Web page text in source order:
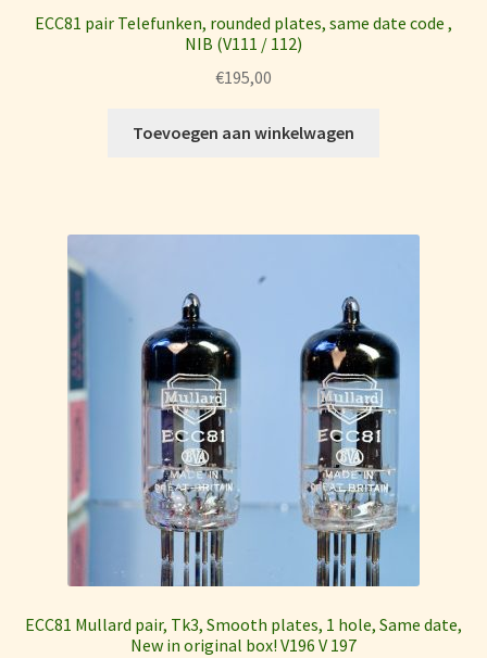
ECC81 pair Telefunken, rounded plates, same date code ,
NIB (V111 / 112)
€195,00
Toevoegen aan winkelwagen
ECC81 Mullard pair, Tk3, Smooth plates, 1 hole, Same date,
New in original box! V196 V 197